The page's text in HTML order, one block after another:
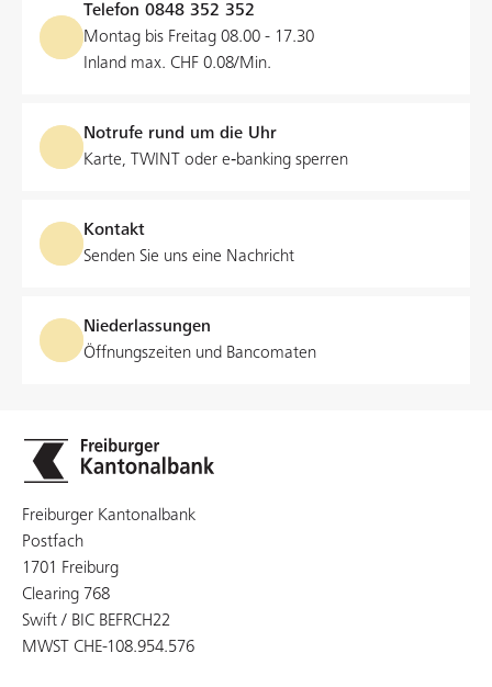
Telefon 0848 352 352
Montag bis Freitag 08.00 - 17.30
Inland max. CHF 0.08/Min.
Notrufe rund um die Uhr
Karte, TWINT oder e‑banking sperren
Kontakt
Senden Sie uns eine Nachricht
Niederlassungen
Öffnungszeiten und Bancomaten
Freiburger Kantonalbank
Postfach
1701 Freiburg
Clearing 768
Swift / BIC BEFRCH22
MWST CHE-108.954.576